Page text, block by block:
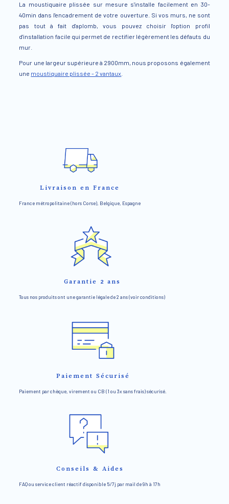
La moustiquaire plissée sur mesure s'installe facilement en 30-
40min dans l'encadrement de votre ouverture. Si vos murs, ne sont
pas tout à fait d'aplomb, vous pouvez choisir l'option profil
d'installation facile qui permet de rectifier légèrement les défauts du
mur.
Pour une largeur supérieure à 2900mm, nous proposons également
une moustiquaire plissée - 2 vantaux
Livraison en France
France métropolitaine (hors Corse), Belgique, Espagne
Garantie 2 ans
Tous nos produits ont une garantie légale de 2 ans (voir conditions)
Paiement Sécurisé
Paiement par chèque, virement ou CB (1 ou 3x sans frais) sécurisé.
Conseils & Aides
FAQ ou service client réactif disponible 5/7j par mail de 9h à 17h